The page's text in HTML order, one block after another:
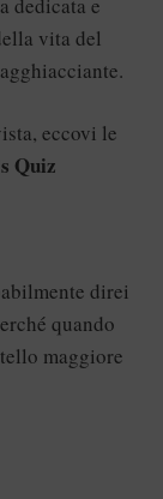
vita del
eccovi le
Quiz
direi
quando
maggiore